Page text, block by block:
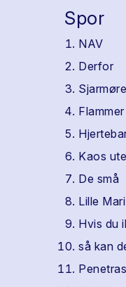
Spor
NAV
Derfor
Kaos
De små
Lille Mari
Hvis du
så kan